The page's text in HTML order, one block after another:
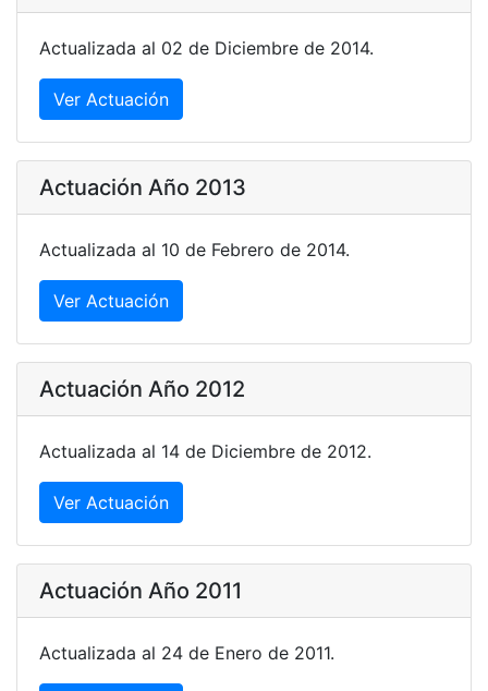
Actualizada al 02 de Diciembre de 2014.
Ver Actuación
Actuación Año 2013
Actualizada al 10 de Febrero de 2014.
Ver Actuación
Actuación Año 2012
Actualizada al 14 de Diciembre de 2012.
Ver Actuación
Actuación Año 2011
Actualizada al 24 de Enero de 2011.